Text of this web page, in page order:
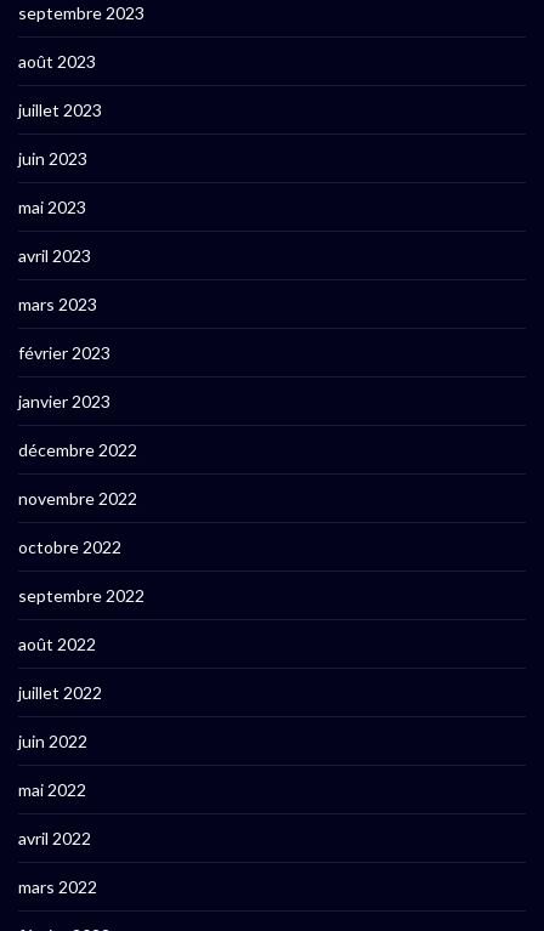
septembre 2023
août 2023
juillet 2023
juin 2023
mai 2023
avril 2023
mars 2023
février 2023
janvier 2023
décembre 2022
novembre 2022
octobre 2022
septembre 2022
août 2022
juillet 2022
juin 2022
mai 2022
avril 2022
mars 2022